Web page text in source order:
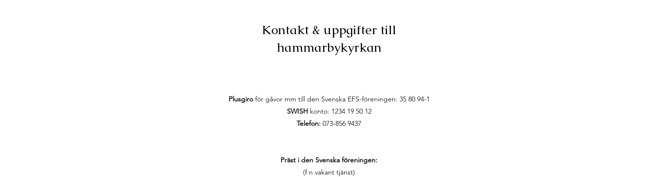
Kontakt & uppgifter till
hammarbykyrkan
Präst i den Svenska föreningen:
(f n vakant tjänst)
Plusgiroför gåvor mm till den Svenska EFS-föreningen: 35 80 94-1
SWISHkonto: 1234 19 50 12
Telefon: 073-856 9437